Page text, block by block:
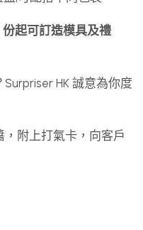
起可訂造模具及禮
HK 誠意為你度
附上打氣卡，向客戶